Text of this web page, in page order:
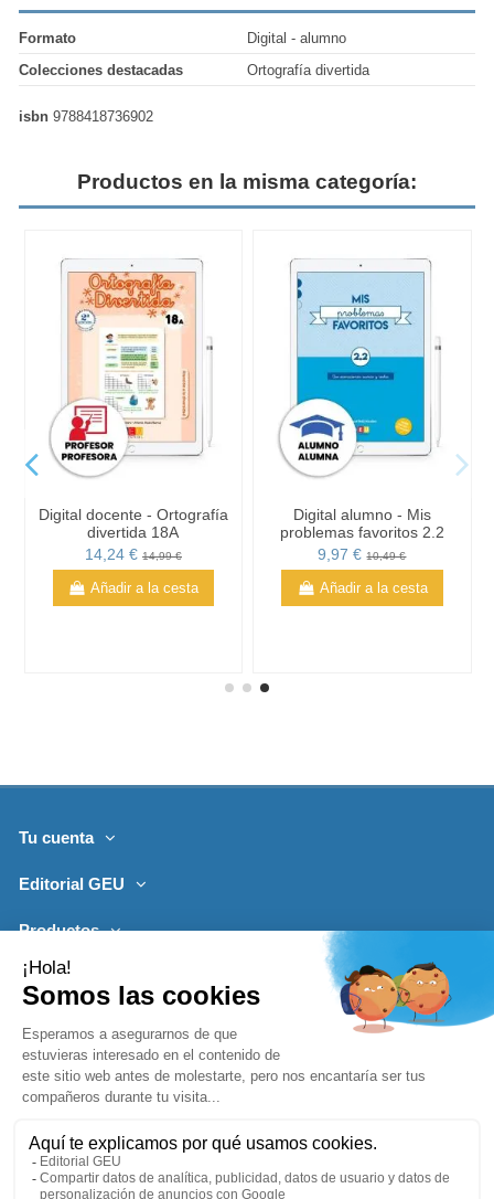
Formato
Digital - alumno
Colecciones destacadas
Ortografía divertida
isbn 9788418736902
Productos en la misma categoría:
Digital docente - Ortografía
divertida 18A
14,24 € 14,99 €
Añadir a la cesta
Digital alumno - Mis
problemas favoritos 2.2
9,97 €10,49 €
Añadir a la cesta
Tu cuenta
Editorial GEU
Productos
Lo más leído
Síguenos